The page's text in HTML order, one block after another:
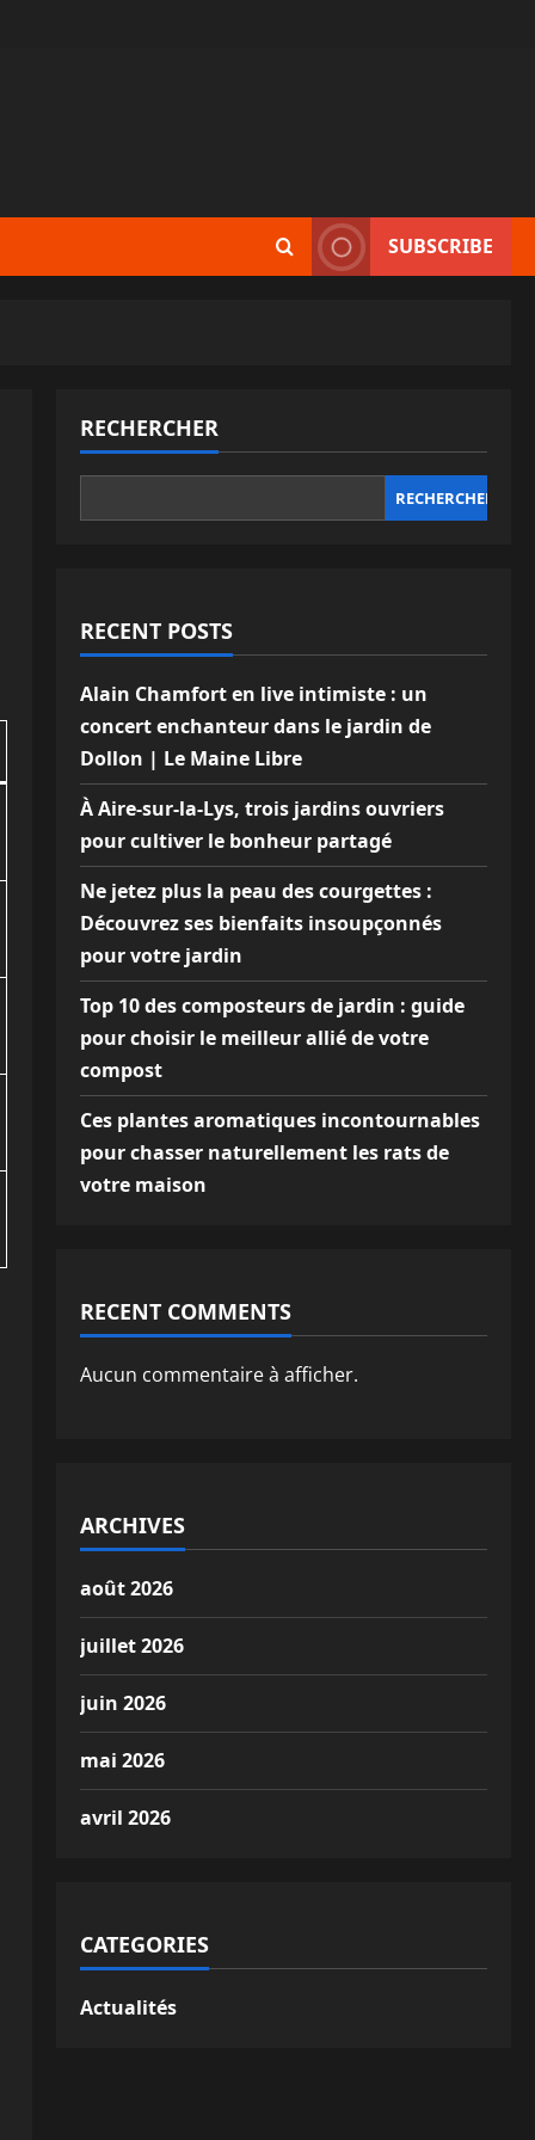
SUBSCRIBE
RECHERCHER
RECHERCHER
RECENT POSTS
Alain Chamfort en live intimiste : un
concert enchanteur dans le jardin de
Dollon | Le Maine Libre
À Aire-sur-la-Lys, trois jardins ouvriers
pour cultiver le bonheur partagé
Ne jetez plus la peau des courgettes :
Découvrez ses bienfaits insoupçonnés
pour votre jardin
Top 10 des composteurs de jardin : guide
pour choisir le meilleur allié de votre
compost
Ces plantes aromatiques incontournables
pour chasser naturellement les rats de
votre maison
RECENT COMMENTS
Aucun commentaire à afficher.
ARCHIVES
août 2026
juillet 2026
juin 2026
mai 2026
avril 2026
CATEGORIES
Actualités